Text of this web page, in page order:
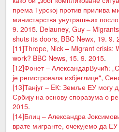
према Турској против прилива
министарства унутрашњих
9. 2015. Delauney, Guy –
shuts its doors, BBC Newx, 19. 9.
[11]Thrope, Nick – Migrant crisis:
work? BBC News, 15. 9. 2015.
[12]Фонет – АлександарВучић:
је регистровала избјеглице“,
[13]Танјуг – EК: Земље ЕУ могу
Србију на основу споразума о
2015.
[14]Блиц – Александра
врате мигранте, очекујемо да